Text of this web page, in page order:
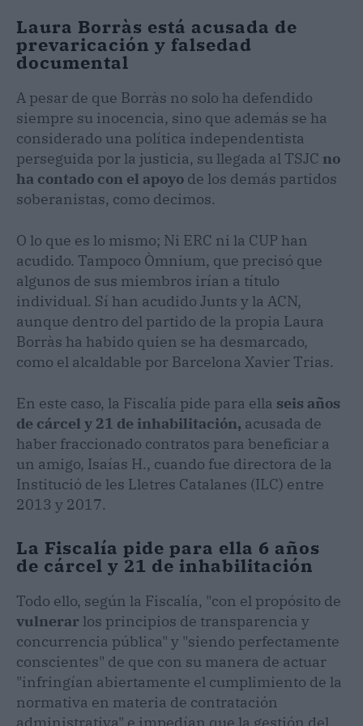
Laura Borràs está acusada de
prevaricación y falsedad
documental
A pesar de que Borràs no solo ha defendido
siempre su inocencia, sino que además se ha
considerado una política independentista
perseguida por la justicia, su llegada al TSJC no
ha contado con el apoyo de los demás partidos
soberanistas, como decimos.
O lo que es lo mismo; Ni ERC ni la CUP han
acudido. Tampoco Òmnium, que precisó que
algunos de sus miembros irían a título
individual. Sí han acudido Junts y la ACN,
aunque dentro del partido de la propia Laura
Borràs ha habido quien se ha desmarcado,
como el alcaldable por Barcelona Xavier Trias.
En este caso, la Fiscalía pide para ella seis años
de cárcel y 21 de inhabilitación, acusada de
haber fraccionado contratos para beneficiar a
un amigo, Isaías H., cuando fue directora de la
Institució de les Lletres Catalanes (ILC) entre
2013 y 2017.
La Fiscalía pide para ella 6 años
de cárcel y 21 de inhabilitación
Todo ello, según la Fiscalía, "con el propósito de
vulnerar los principios de transparencia y
concurrencia pública" y "siendo perfectamente
conscientes" de que con su manera de actuar
"infringían abiertamente el cumplimiento de la
normativa en materia de contratación
administrativa" e impedían que la gestión del